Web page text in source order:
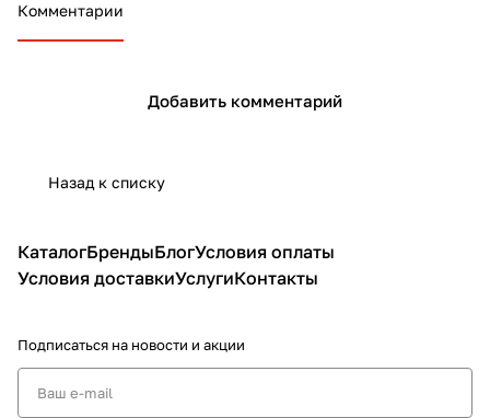
Комментарии
Добавить комментарий
Назад к списку
КаталогБрендыБлогУсловия оплаты
Условия доставкиУслугиКонтакты
Подписаться на новости и акции